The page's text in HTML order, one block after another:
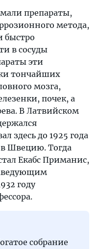
препараты,
метода,
быстро
в сосуды
эти
тончайших
мозга,
почек, а
В Латвийском
здесь до 1925 года
в Швецию. Тогда
Екабс Приманис,
году
собрание